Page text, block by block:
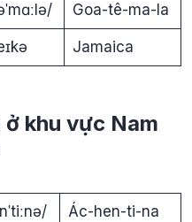
Goa-tê-ma-la
Jamaica
ở khu vực Nam
Ác-hen-ti-na